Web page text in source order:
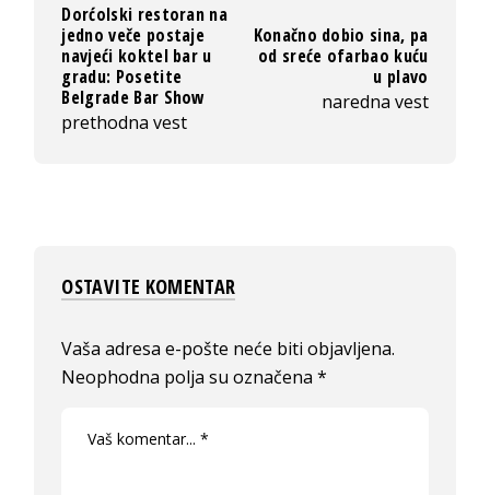
Dorćolski restoran na
jedno veče postaje
navjeći koktel bar u
gradu: Posetite
Belgrade Bar Show
prethodna vest
Konačno dobio sina, pa
od sreće ofarbao kuću
u plavo
naredna vest
OSTAVITE KOMENTAR
Vaša adresa e-pošte neće biti objavljena.
Neophodna polja su označena*